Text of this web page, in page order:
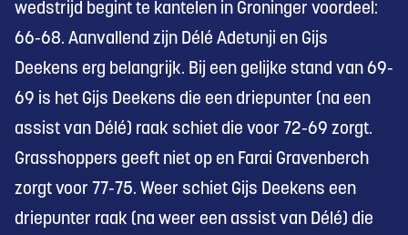
wedstrijd begint te kantelen in Groninger voordeel:
66-68. Aanvallend zijn Délé Adetunji en Gijs
Deekens erg belangrijk. Bij een gelijke stand van 69-
69 is het Gijs Deekens die een driepunter (na een
assist van Délé) raak schiet die voor 72-69 zorgt.
Grasshoppers geeft niet op en Farai Gravenberch
zorgt voor 77-75. Weer schiet Gijs Deekens een
driepunter raak (na weer een assist van Délé) die